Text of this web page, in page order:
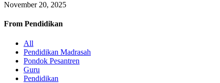
November 20, 2025
From Pendidikan
All
Pendidikan Madrasah
Pondok Pesantren
Guru
Pendidikan